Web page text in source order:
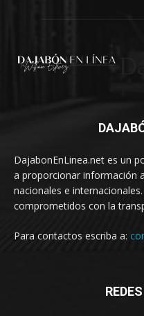
DajabonEnLinea.net es un
a proporcionar información
nacionales e
comprometidos con la
Para contactos escriba a: